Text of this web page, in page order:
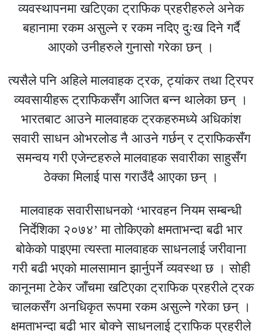
व्यवस्थापनमा खटिएका ट्राफिक प्रहरीहरुले अनेक
बहानामा रकम असुल्ने र रकम नदिए दुःख दिने गर्दै
आएको उनीहरुले गुनासो गरेका छन् ।
त्यसैले पनि अहिले मालवाहक ट्रक, ट्यांकर तथा ट्रिपर
व्यवसायीहरू ट्राफिकसँग आजित बन्न थालेका छन् ।
भारतबाट आउने मालवाहक ट्रकहरुमध्ये अधिकांश
सवारी साधन ओभरलोड नै आउने गर्छन् र ट्राफिकसँग
समन्वय गरी एजेन्टहरुले मालवाहक सवारीका साहुसँग
ठेक्का मिलाई पास गराउँदै आएका छन् ।
मालवाहक सवारीसाधनको ‘भारवहन नियम सम्बन्धी
निर्देशिका २०७४’ मा तोकिएको क्षमताभन्दा बढी भार
बोकेको पाइएमा त्यस्ता मालवाहक साधनलाई जरीवाना
गरी बढी भएको मालसामान झार्नुपर्ने व्यवस्था छ । सोही
कानूनमा टेकेर जाँचमा खटिएका ट्राफिक प्रहरीले ट्रक
चालकसँग अनधिकृत रूपमा रकम असुल्ने गरेका छन् ।
क्षमताभन्दा बढी भार बोक्ने साधनलाई ट्राफिक प्रहरीले